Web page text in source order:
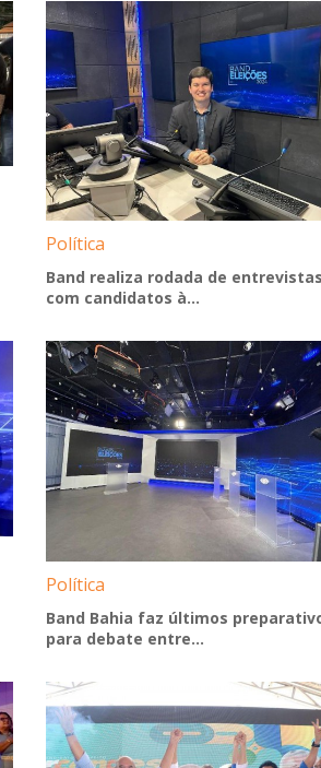
Política
Band realiza rodada de
com candidatos à...
Política
Band Bahia faz últimos
para debate entre...